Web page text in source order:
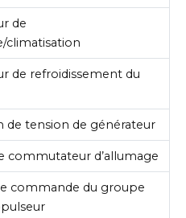
de
climatisation
de refroidissement du
de tension de générateur
commutateur d’allumage
commande du groupe